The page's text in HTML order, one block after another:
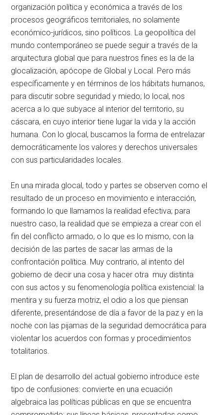
organización política y económica a través de los
procesos geográficos territoriales, no solamente
económico-jurídicos, sino políticos. La geopolítica del
mundo contemporáneo se puede seguir a través de la
arquitectura global que para nuestros fines es la de la
glocalización, apócope de Global y Local. Pero más
específicamente y en términos de los hábitats humanos,
para discutir sobre seguridad y miedo; lo local, nos
acerca a lo que subyace al interior del territorio, su
cáscara, en cuyo interior tiene lugar la vida y la acción
humana. Con lo glocal, buscamos la forma de entrelazar
democráticamente los valores y derechos universales
con sus particularidades locales.
En una mirada glocal, todo y partes se observen como el
resultado de un proceso en movimiento e interacción,
formando lo que llamamos la realidad efectiva; para
nuestro caso, la realidad que se empieza a crear con el
fin del conflicto armado, o lo que es lo mismo, con la
decisión de las partes de sacar las armas de la
confrontación política. Muy contrario, al intento del
gobierno de decir una cosa y hacer otra muy distinta
con sus actos y su fenomenología política existencial: la
mentira y su fuerza motriz, el odio a los que piensan
diferente, presentándose de día a favor de la paz y en la
noche con las pijamas de la seguridad democrática para
violentar los acuerdos con formas y procedimientos
totalitarios.
El plan de desarrollo del actual gobierno introduce este
tipo de confusiones: convierte en una ecuación
algebraica las políticas públicas en que se encuentra